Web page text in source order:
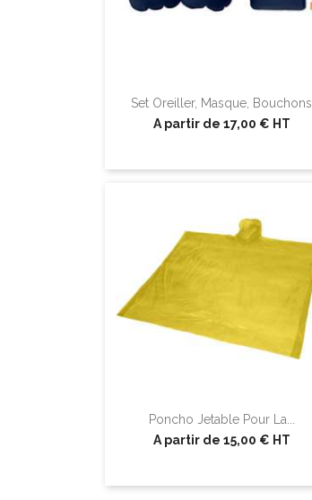
Set Oreiller, Masque, Bouchons
A partir de 17,00 € HT
Poncho Jetable Pour La...
A partir de 15,00 € HT